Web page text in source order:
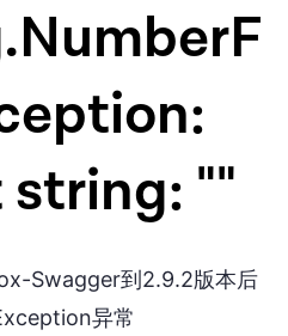
string: ""
Swagger到2.9.2版本后
异常